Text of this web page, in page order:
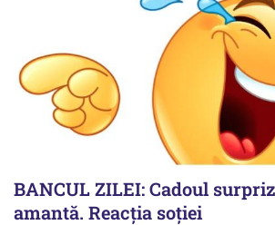
BANCUL ZILEI: Cadoul
amantă. Reacția soției